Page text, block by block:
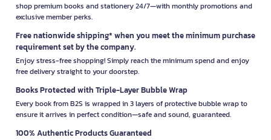
shop premium books and stationery 24/7—with monthly promotions and
exclusive member perks.
Free nationwide shipping* when you meet the minimum purchase
requirement set by the company.
Enjoy stress-free shopping! Simply reach the minimum spend and enjoy
free delivery straight to your doorstep.
Books Protected with Triple-Layer Bubble Wrap
Every book from B2S is wrapped in 3 layers of protective bubble wrap to
ensure it arrives in perfect condition—safe and sound, guaranteed.
100% Authentic Products Guaranteed